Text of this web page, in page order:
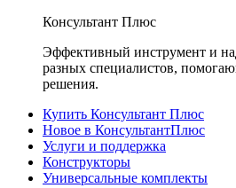
Консультант Плюс
Эффективный инструмент и
разных специалистов,
решения.
Купить Консультант Плюс
Новое в КонсультантПлюс
Услуги и поддержка
Конструкторы
Универсальные комплекты